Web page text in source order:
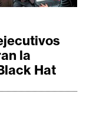
la
Hat